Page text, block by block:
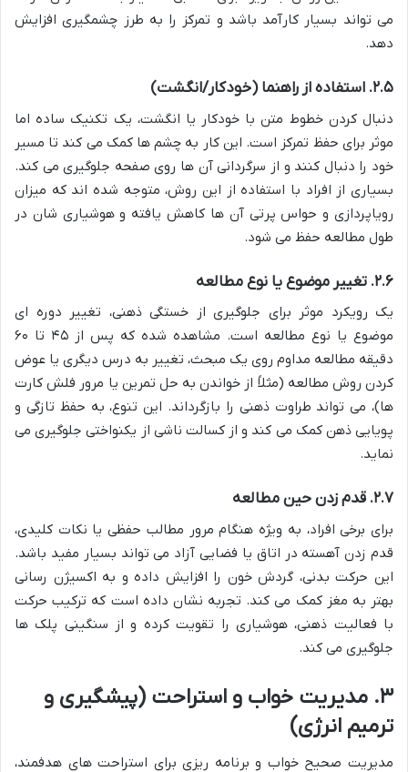
می تواند بسیار کارآمد باشد و تمرکز را به طرز چشمگیری افزایش
دهد.
۲.۵. استفاده از راهنما (خودکار/انگشت)
دنبال کردن خطوط متن با خودکار یا انگشت، یک تکنیک ساده اما
موثر برای حفظ تمرکز است. این کار به چشم ها کمک می کند تا مسیر
خود را دنبال کنند و از سرگردانی آن ها روی صفحه جلوگیری می کند.
بسیاری از افراد با استفاده از این روش، متوجه شده اند که میزان
رویاپردازی و حواس پرتی آن ها کاهش یافته و هوشیاری شان در
طول مطالعه حفظ می شود.
۲.۶. تغییر موضوع یا نوع مطالعه
یک رویکرد موثر برای جلوگیری از خستگی ذهنی، تغییر دوره ای
موضوع یا نوع مطالعه است. مشاهده شده که پس از ۴۵ تا ۶۰
دقیقه مطالعه مداوم روی یک مبحث، تغییر به درس دیگری یا عوض
کردن روش مطالعه (مثلاً از خواندن به حل تمرین یا مرور فلش کارت
ها)، می تواند طراوت ذهنی را بازگرداند. این تنوع، به حفظ تازگی و
پویایی ذهن کمک می کند و از کسالت ناشی از یکنواختی جلوگیری می
نماید.
۲.۷. قدم زدن حین مطالعه
برای برخی افراد، به ویژه هنگام مرور مطالب حفظی یا نکات کلیدی،
قدم زدن آهسته در اتاق یا فضایی آزاد می تواند بسیار مفید باشد.
این حرکت بدنی، گردش خون را افزایش داده و به اکسیژن رسانی
بهتر به مغز کمک می کند. تجربه نشان داده است که ترکیب حرکت
با فعالیت ذهنی، هوشیاری را تقویت کرده و از سنگینی پلک ها
جلوگیری می کند.
۳. مدیریت خواب و استراحت (پیشگیری و
ترمیم انرژی)
مدیریت صحیح خواب و برنامه ریزی برای استراحت های هدفمند،